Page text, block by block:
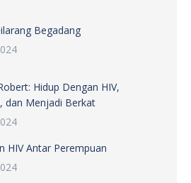
Begadang
Hidup Dengan HIV,
dan Menjadi Berkat
HIV Antar Perempuan